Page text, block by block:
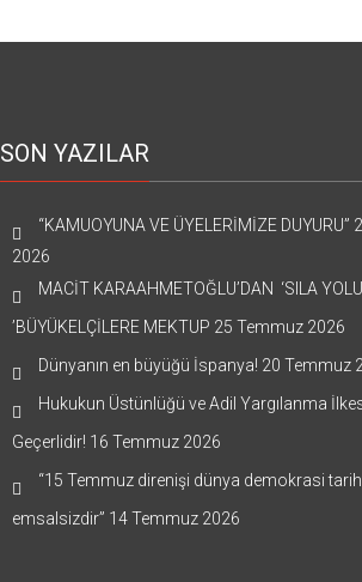
SON YAZILAR
“KAMUOYUNA VE ÜYELERİMİZE DUYURU”
2026
MACİT KARAAHMETOĞLU’DAN ‘SILA
’BÜYÜKELÇİLERE MEKTUP 25 Temmuz 2026
Dünyanın en büyüğü İspanya! 20 Temmuz
Hukukun Üstünlüğü ve Adil Yargılanma
Geçerlidir! 16 Temmuz 2026
“15 Temmuz direnişi dünya demokrasi
emsalsizdir” 14 Temmuz 2026